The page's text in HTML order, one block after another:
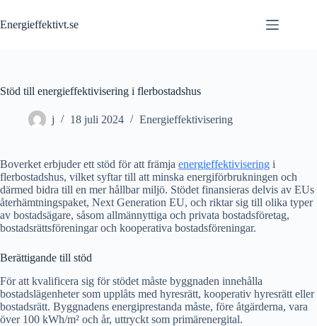
to
content
Energieffektivt.se
Stöd till energieffektivisering i flerbostadshus
j 18 juli 2024 Energieffektivisering
Boverket erbjuder ett stöd för att främja energieffektivisering i
flerbostadshus, vilket syftar till att minska energiförbrukningen och
därmed bidra till en mer hållbar miljö. Stödet finansieras delvis av EUs
återhämtningspaket, Next Generation EU, och riktar sig till olika typer
av bostadsägare, såsom allmännyttiga och privata bostadsföretag,
bostadsrättsföreningar och kooperativa bostadsföreningar.
Berättigande till stöd
För att kvalificera sig för stödet måste byggnaden innehålla
bostadslägenheter som upplåts med hyresrätt, kooperativ hyresrätt eller
bostadsrätt. Byggnadens energiprestanda måste, före åtgärderna, vara
över 100 kWh/m² och år, uttryckt som primärenergital.